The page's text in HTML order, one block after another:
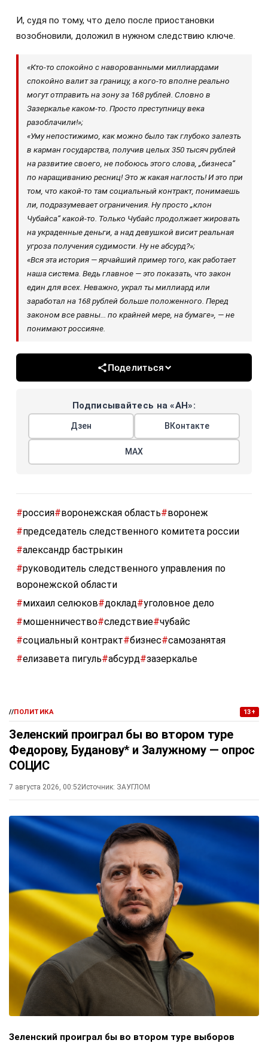
И, судя по тому, что дело после приостановки
возобновили, доложил в нужном следствию ключе.
«Кто-то спокойно с наворованными миллиардами
спокойно валит за границу, а кого-то вполне реально
могут отправить на зону за 168 рублей. Словно в
Зазеркалье каком-то. Просто преступницу века
разоблачили!»;
«Уму непостижимо, как можно было так глубоко залезть
в карман государства, получив целых 350 тысяч рублей
на развитие своего, не побоюсь этого слова, „бизнеса“
по наращиванию ресниц! Это ж какая наглость! И это при
том, что какой-то там социальный контракт, понимаешь
ли, подразумевает ограничения. Ну просто „клон
Чубайса“ какой-то. Только Чубайс продолжает жировать
на украденные деньги, а над девушкой висит реальная
угроза получения судимости. Ну не абсурд?»;
«Вся эта история — ярчайший пример того, как работает
наша система. Ведь главное — это показать, что закон
един для всех. Неважно, украл ты миллиард или
заработал на 168 рублей больше положенного. Перед
законом все равны... по крайней мере, на бумаге», — не
понимают россияне.
Поделиться
Подписывайтесь на «АН»:
Дзен ВКонтакте
МАХ
#россия#воронежская область#воронеж
#председатель следственного комитета россии
#александр бастрыкин
#руководитель следственного управления по
воронежской области
#михаил селюков#доклад#уголовное дело
#мошенничество#следствие#чубайс
#социальный контракт#бизнес#самозанятая
#елизавета пигуль#абсурд#зазеркалье
//ПОЛИТИКА 13+
Зеленский проиграл бы во втором туре
Федорову, Буданову* и Залужному — опрос
СОЦИС
7 августа 2026, 00:52Источник: ЗАУГЛОМ
Зеленский проиграл бы во втором туре выборов